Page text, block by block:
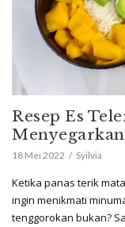
Resep Es
Menyegarkan
18 Mei 2022 Syilvia
Ketika panas terik
ingin menikmati
tenggorokan bukan?